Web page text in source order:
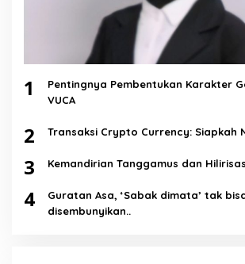
1
Pentingnya Pembentukan Karakter
VUCA
2 Transaksi Crypto Currency: Siapkah
3 Kemandirian Tanggamus dan
4
Guratan Asa, ‘Sabak dimata’ tak
disembunyikan..